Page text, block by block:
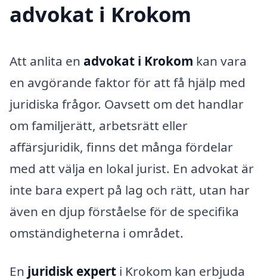
advokat i Krokom
Att anlita en advokat i Krokom kan vara
en avgörande faktor för att få hjälp med
juridiska frågor. Oavsett om det handlar
om familjerätt, arbetsrätt eller
affärsjuridik, finns det många fördelar
med att välja en lokal jurist. En advokat är
inte bara expert på lag och rätt, utan har
även en djup förståelse för de specifika
omständigheterna i området.
En juridisk expert i Krokom kan erbjuda